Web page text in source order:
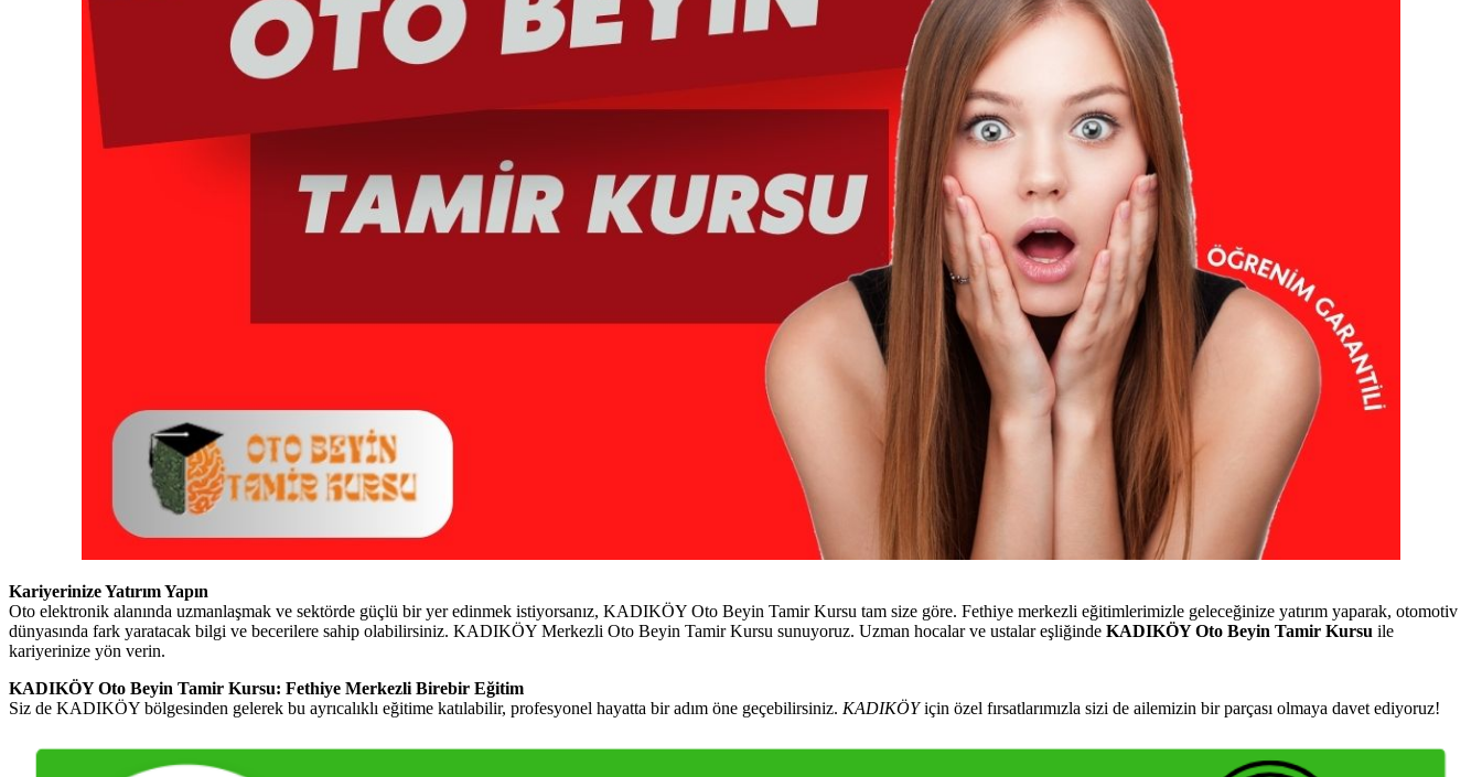
Kariyerinize Yatırım Yapın
Oto elektronik alanında uzmanlaşmak ve sektörde güçlü bir yer edinmek istiyorsanız, KADIKÖY Oto Beyin Tamir Kursu tam size göre. Fethiye merkezli eğitimlerimizle geleceğinize yatırım yaparak, otomotiv
dünyasında fark yaratacak bilgi ve becerilere sahip olabilirsiniz. KADIKÖY Merkezli Oto Beyin Tamir Kursu sunuyoruz. Uzman hocalar ve ustalar eşliğinde KADIKÖY Oto Beyin Tamir Kursu ile
kariyerinize yön verin.
KADIKÖY Oto Beyin Tamir Kursu: Fethiye Merkezli Birebir Eğitim
Siz de KADIKÖY bölgesinden gelerek bu ayrıcalıklı eğitime katılabilir, profesyonel hayatta bir adım öne geçebilirsiniz. KADIKÖYiçin özel fırsatlarımızla sizi de ailemizin bir parçası olmaya davet ediyoruz!